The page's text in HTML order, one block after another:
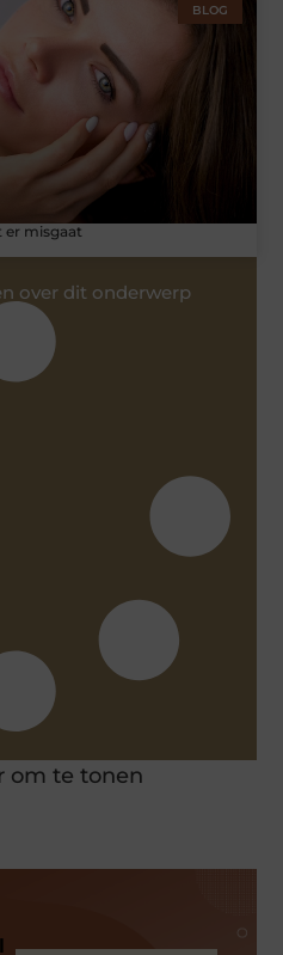
BLOG
er misgaat
over dit onderwerp
om te tonen